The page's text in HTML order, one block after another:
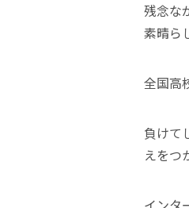
残念な
素晴ら
全国高
負けて
えをつ